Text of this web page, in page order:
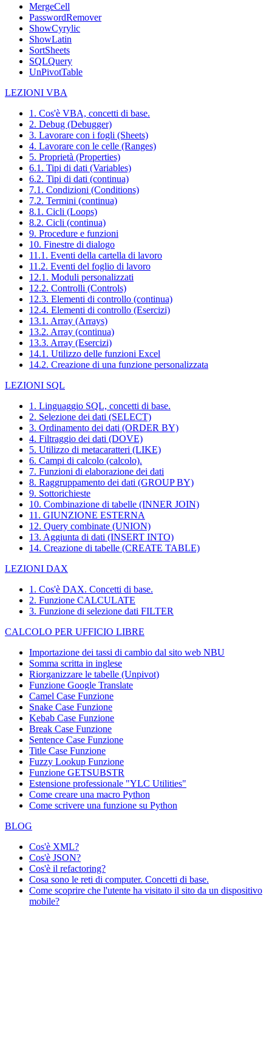
MergeCell
PasswordRemover
ShowCyrylic
ShowLatin
SortSheets
SQLQuery
UnPivotTable
LEZIONI VBA
1. Cos'è VBA, concetti di base.
2. Debug (Debugger)
3. Lavorare con i fogli (Sheets)
4. Lavorare con le celle (Ranges)
5. Proprietà (Properties)
6.1. Tipi di dati (Variables)
6.2. Tipi di dati (continua)
7.1. Condizioni (Conditions)
7.2. Termini (continua)
8.1. Cicli (Loops)
8.2. Cicli (continua)
9. Procedure e funzioni
10. Finestre di dialogo
11.1. Eventi della cartella di lavoro
11.2. Eventi del foglio di lavoro
12.1. Moduli personalizzati
12.2. Controlli (Controls)
12.3. Elementi di controllo (continua)
12.4. Elementi di controllo (Esercizi)
13.1. Array (Arrays)
13.2. Array (continua)
13.3. Array (Esercizi)
14.1. Utilizzo delle funzioni Excel
14.2. Creazione di una funzione personalizzata
LEZIONI SQL
1. Linguaggio SQL, concetti di base.
2. Selezione dei dati (SELECT)
3. Ordinamento dei dati (ORDER BY)
4. Filtraggio dei dati (DOVE)
5. Utilizzo di metacaratteri (LIKE)
6. Campi di calcolo (calcolo).
7. Funzioni di elaborazione dei dati
8. Raggruppamento dei dati (GROUP BY)
9. Sottorichieste
10. Combinazione di tabelle (INNER JOIN)
11. GIUNZIONE ESTERNA
12. Query combinate (UNION)
13. Aggiunta di dati (INSERT INTO)
14. Creazione di tabelle (CREATE TABLE)
LEZIONI DAX
1. Cos'è DAX. Concetti di base.
2. Funzione CALCULATE
3. Funzione di selezione dati FILTER
CALCOLO PER UFFICIO LIBRE
Importazione dei tassi di cambio dal sito web NBU
Somma scritta in inglese
Riorganizzare le tabelle (Unpivot)
Funzione Google Translate
Camel Case Funzione
Snake Case Funzione
Kebab Case Funzione
Break Case Funzione
Sentence Case Funzione
Title Case Funzione
Fuzzy Lookup Funzione
Funzione GETSUBSTR
Estensione professionale "YLC Utilities"
Come creare una macro Python
Come scrivere una funzione su Python
BLOG
Cos'è XML?
Cos'è JSON?
Cos'è il refactoring?
Cosa sono le reti di computer. Concetti di base.
Come scoprire che l'utente ha visitato il sito da un dispositivo
mobile?